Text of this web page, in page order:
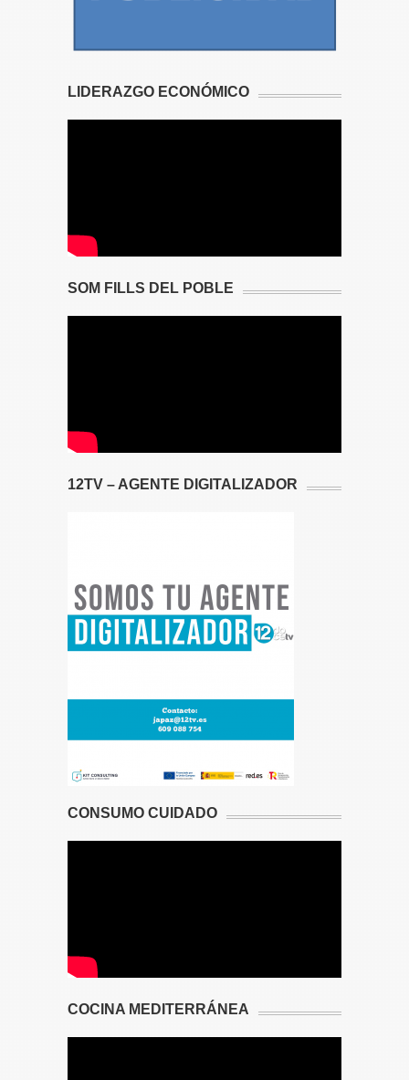
LIDERAZGO ECONÓMICO
SOM FILLS DEL POBLE
12TV – AGENTE DIGITALIZADOR
CONSUMO CUIDADO
COCINA MEDITERRÁNEA